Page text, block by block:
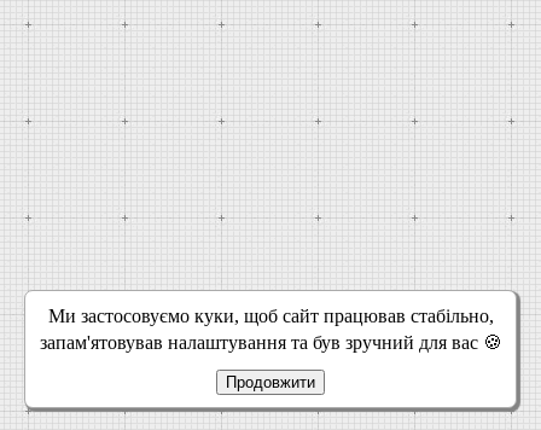
Ми застосовуємо куки, щоб сайт працював стабільно,
запам'ятовував налаштування та був зручний для вас 🍪
Продовжити